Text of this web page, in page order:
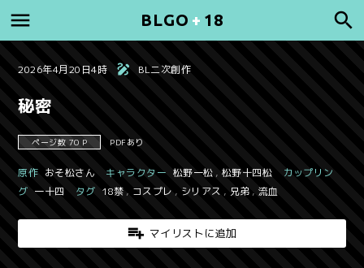
BLGO + 18
2026年4月20日4時 BL二次創作
秘密
ページ数 70 P PDFあり
原作 おそ松さん キャラクター 松野一松 , 松野十四松
カップリン
グ 一十四 タグ 18禁 , コスプレ , シリアス , 兄弟 , 流血
マイリストに追加